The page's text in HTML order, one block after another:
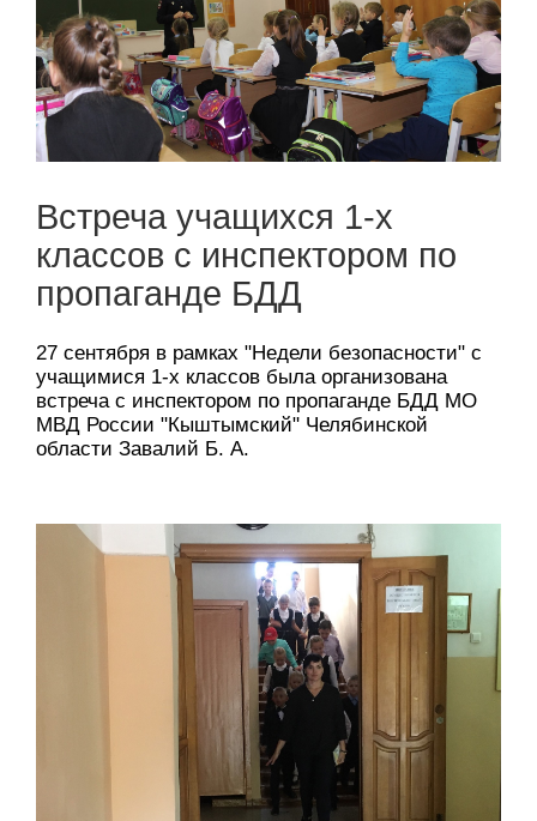
Встреча учащихся 1-х
классов с инспектором по
пропаганде БДД
27 сентября в рамках "Недели безопасности" с
учащимися 1-х классов была организована
встреча с инспектором по пропаганде БДД МО
МВД России "Кыштымский" Челябинской
области Завалий Б. А.